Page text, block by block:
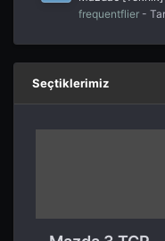
frequentflier -
Seçtiklerimiz